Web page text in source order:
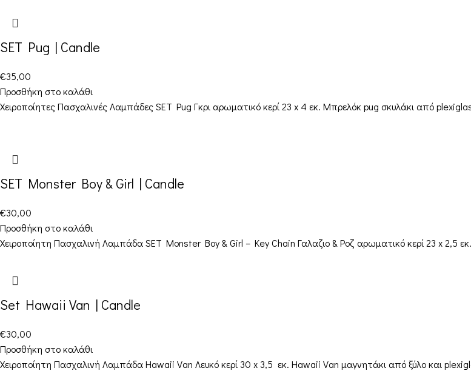
SET Pug | Candle
€35,00
Προσθήκη στο καλάθι
Χειροποίητες Πασχαλινές Λαμπάδες SET Pug Γκρι αρωματικό κερί 23 x 4 εκ. Μπρελόκ pug σκυλάκι από
SET Monster Boy & Girl | Candle
€30,00
Προσθήκη στο καλάθι
Χειροποίητη Πασχαλινή Λαμπάδα SET Monster Boy & Girl – Key Chain Γαλαζιο & Ροζ αρωματικό κερί 23 x 2,5
Set Hawaii Van | Candle
€30,00
Προσθήκη στο καλάθι
Χειροποίητη Πασχαλινή Λαμπάδα Hawaii Van Λευκό κερί 30 x 3,5 εκ. Hawaii Van μαγνητάκι από ξύλο και